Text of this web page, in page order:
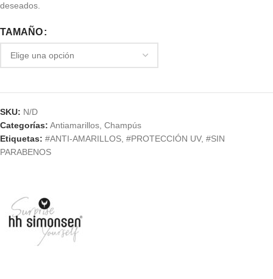
deseados.
TAMAÑO
SKU: N/D
Categorías: Antiamarillos, Champús
Etiquetas: #ANTI-AMARILLOS, #PROTECCIÓN UV, #SIN
PARABENOS